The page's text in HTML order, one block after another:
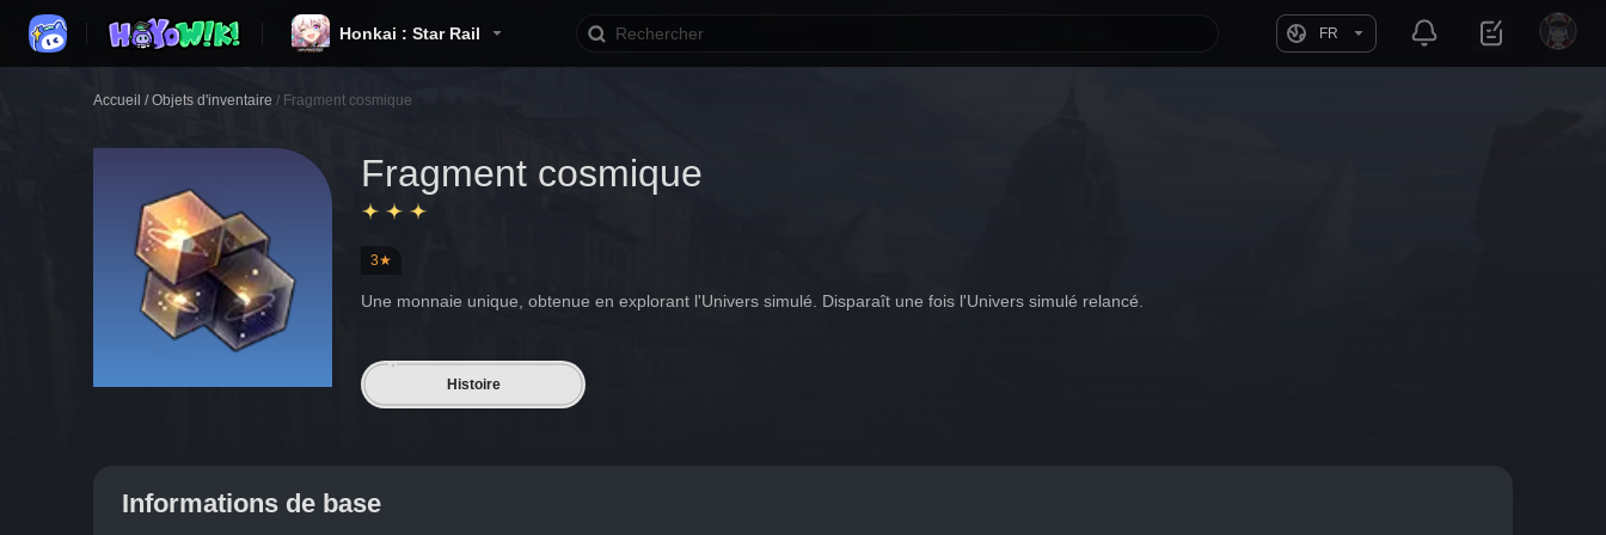
Honkai : Star Rail FR
Accueil / Objets d'inventaire / Fragment cosmique
Fragment cosmique
3★
Une monnaie unique, obtenue en explorant l'Univers simulé. Disparaît une fois l'Univers simulé relancé.
Histoire
Informations de base